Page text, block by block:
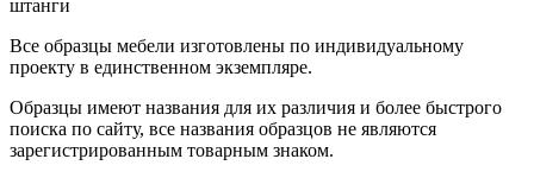
штанги
Все образцы мебели изготовлены по индивидуальному
проекту в единственном экземпляре.
Образцы имеют названия для их различия и более быстрого
поиска по сайту, все названия образцов не являются
зарегистрированным товарным знаком.